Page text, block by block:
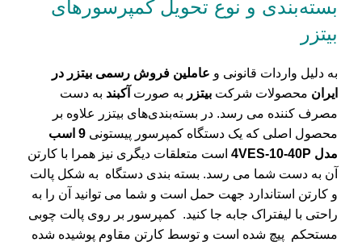
بسته‌بندی و نوع تحویل کمپرسورهای
بیتزر
به دلیل واردات قانونی و عاملین فروش رسمی بیتزر در
ایران محصولات شرکت بیتزر به صورت آکبند به دست
مصرف کننده می رسد. در بسته‌بندی‌های بیتزر علاوه بر
محصول اصلی که یک دستگاه کمپرسور پیستونی
9 اسب
مدل 4VES-10-40P
است متعلقات دیگری نیز همرا با کارتن
آن به دست شما می رسد. بسته بندی دستگاه به شکل پالت
و کارتن استاندارد جهت حمل است و شما می توانید آن را به
راحتی با لیفتراک جابه جا کنید. کمپرسور بر روی پالت چوبی
مستحکم پیچ شده است و توسط کارتن مقاوم پوشیده شده